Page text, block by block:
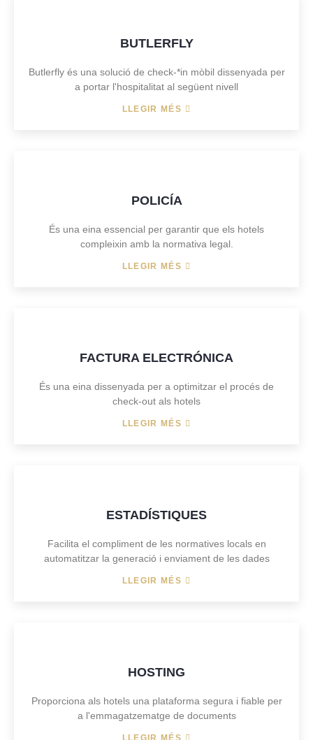
BUTLERFLY
Butlerfly és una solució de check-*in mòbil dissenyada per
a portar l'hospitalitat al següent nivell
LLEGIR MÉS
POLICÍA
És una eina essencial per garantir que els hotels
compleixin amb la normativa legal.
LLEGIR MÉS
FACTURA ELECTRÓNICA
És una eina dissenyada per a optimitzar el procés de
check-out als hotels
LLEGIR MÉS
ESTADÍSTIQUES
Facilita el compliment de les normatives locals en
automatitzar la generació i enviament de les dades
LLEGIR MÉS
HOSTING
Proporciona als hotels una plataforma segura i fiable per
a l'emmagatzematge de documents